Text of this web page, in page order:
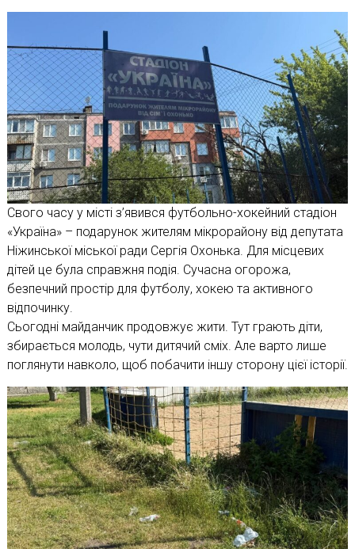
Свого часу у місті з’явився футбольно-хокейний стадіон
«Україна» – подарунок жителям мікрорайону від депутата
Ніжинської міської ради Сергія Охонька. Для місцевих
дітей це була справжня подія. Сучасна огорожа,
безпечний простір для футболу, хокею та активного
відпочинку.
Сьогодні майданчик продовжує жити. Тут грають діти,
збирається молодь, чути дитячий сміх. Але варто лише
поглянути навколо, щоб побачити іншу сторону цієї історії.